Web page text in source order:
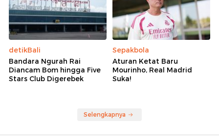
detikBali
Bandara Ngurah Rai
Diancam Bom hingga Five
Stars Club Digerebek
Sepakbola
Aturan Ketat Baru
Mourinho, Real Madrid
Suka!
Selengkapnya